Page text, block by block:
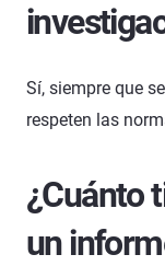
Sí, siempre que
respeten las
¿Cuánto
un